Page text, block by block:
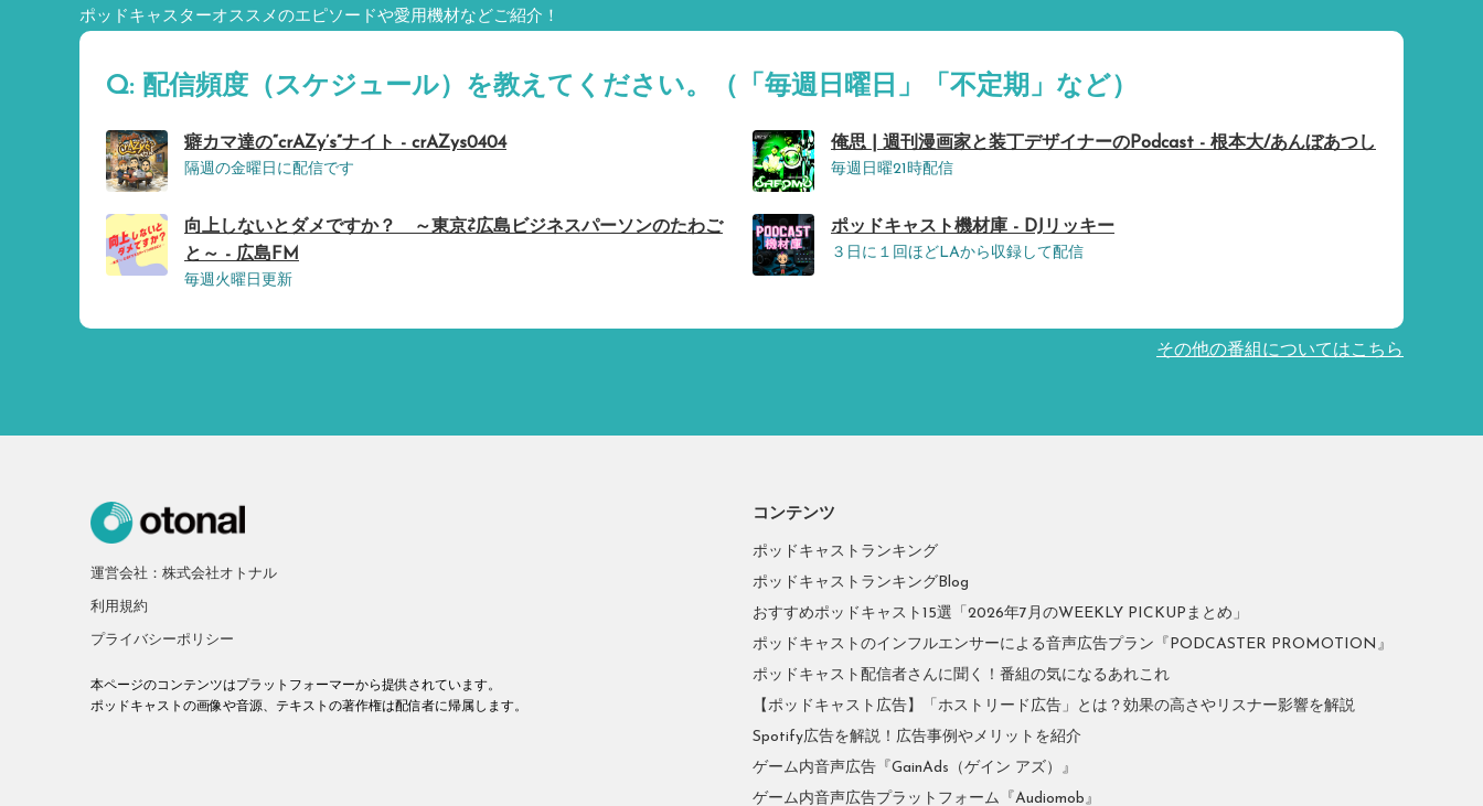
ポッドキャスターオススメのエピソードや愛用機材などご紹介！
Q: 配信頻度（スケジュール）を教えてください。（「毎週日曜日」「不定期」など）
癖カマ達の“crAZy’s”ナイト - crAZys0404
隔週の金曜日に配信です
俺思 | 週刊漫画家と装丁デザイナーのPodcast - 根本大/あんぼあつし
毎週日曜21時配信
向上しないとダメですか？ ～東京⇄広島ビジネスパーソンのたわご
と～ - 広島FM
毎週火曜日更新
ポッドキャスト機材庫 - DJリッキー
３日に１回ほどLAから収録して配信
その他の番組についてはこちら
運営会社：株式会社オトナル
利用規約
プライバシーポリシー
本ページのコンテンツはプラットフォーマーから提供されています。
ポッドキャストの画像や音源、テキストの著作権は配信者に帰属します。
コンテンツ
ポッドキャストランキング
ポッドキャストランキングBlog
おすすめポッドキャスト15選「2026年7月のWEEKLY PICKUPまとめ」
ポッドキャストのインフルエンサーによる音声広告プラン『PODCASTER PROMOTION』
ポッドキャスト配信者さんに聞く！番組の気になるあれこれ
【ポッドキャスト広告】「ホストリード広告」とは？効果の高さやリスナー影響を解説
Spotify広告を解説！広告事例やメリットを紹介
ゲーム内音声広告『GainAds（ゲイン アズ）』
ゲーム内音声広告プラットフォーム『Audiomob』